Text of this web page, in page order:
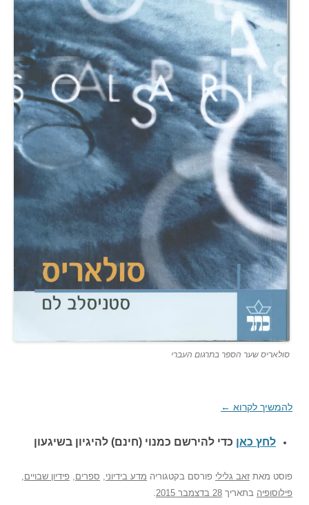
סולאריס שער הספר בתרגום העברי
להמשיך לקרוא ←
לחץ כאן כדי להירשם כמנוי (חינם) להיגיון בשיגעון
פוסט מאת זאב גלילי פורסם בקטגוריה מדע בידיוני, ספרים, פידיון שבויים,
פילוסופיה בתאריך 28 בדצמבר 2015 .